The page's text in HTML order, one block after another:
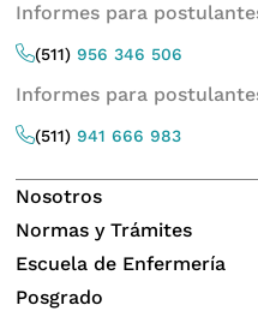
Informes para
(511)956 346 506
Informes para
(511)941 666 983
Nosotros
Normas y Trámites
Escuela de Enfermería
Posgrado